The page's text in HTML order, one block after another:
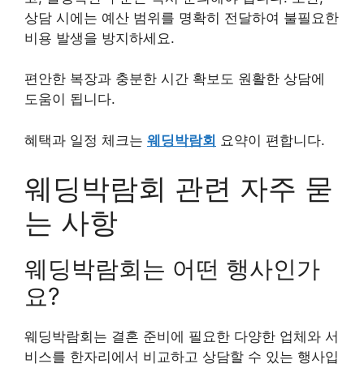
상담 시에는 예산 범위를 명확히 전달하여 불필요한
비용 발생을 방지하세요.
편안한 복장과 충분한 시간 확보도 원활한 상담에
도움이 됩니다.
혜택과 일정 체크는 웨딩박람회 요약이 편합니다.
웨딩박람회 관련 자주 묻
는 사항
웨딩박람회는 어떤 행사인가
요?
웨딩박람회는 결혼 준비에 필요한 다양한 업체와 서
비스를 한자리에서 비교하고 상담할 수 있는 행사입